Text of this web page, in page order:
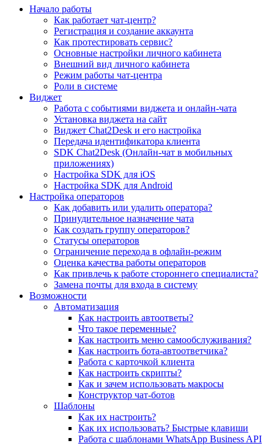
Начало работы
Как работает чат-центр?
Регистрация и создание аккаунта
Как протестировать сервис?
Основные настройки личного кабинета
Внешний вид личного кабинета
Режим работы чат-центра
Роли в системе
Виджет
Работа с событиями виджета и онлайн-чата
Установка виджета на сайт
Виджет Chat2Desk и его настройка
Передача идентификатора клиента
SDK Chat2Desk (Онлайн-чат в мобильных
приложениях)
Настройка SDK для iOS
Настройка SDK для Android
Настройка операторов
Как добавить или удалить оператора?
Принудительное назначение чата
Как создать группу операторов?
Статусы операторов
Ограничение перехода в офлайн-режим
Оценка качества работы операторов
Как привлечь к работе стороннего специалиста?
Замена почты для входа в систему
Возможности
Автоматизация
Как настроить автоответы?
Что такое переменные?
Как настроить меню самообслуживания?
Как настроить бота-автоответчика?
Работа с карточкой клиента
Как настроить скрипты?
Как и зачем использовать макросы
Конструктор чат-ботов
Шаблоны
Как их настроить?
Как их использовать? Быстрые клавиши
Работа с шаблонами WhatsApp Business API